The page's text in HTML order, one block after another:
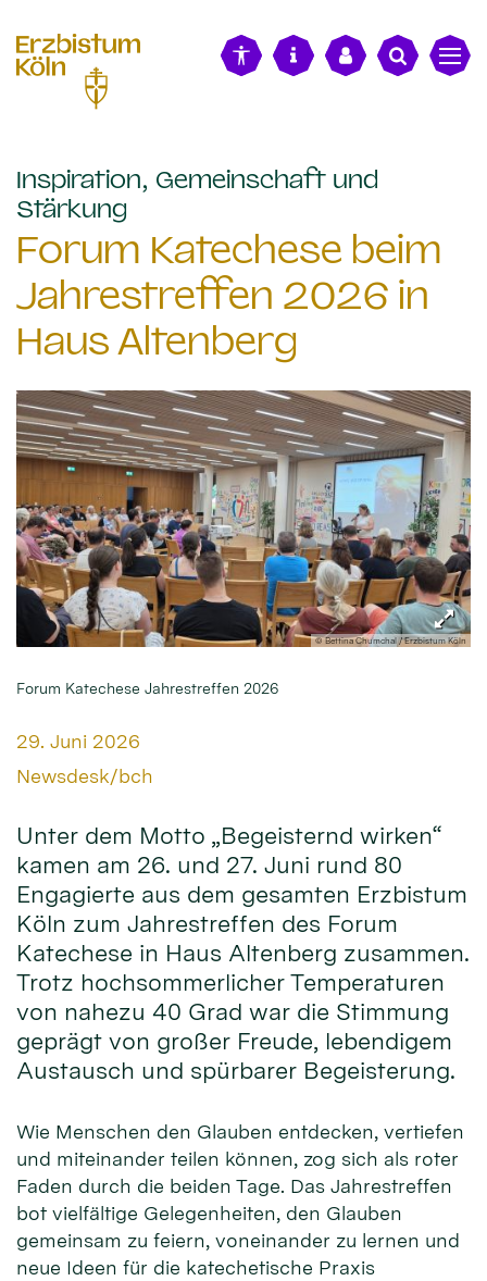
Inspiration, Gemeinschaft und
Stärkung
Forum Katechese beim
Jahrestreffen 2026 in
Haus Altenberg
© Bettina Chumchal / Erzbistum Köln
Forum Katechese Jahrestreffen 2026
Datum:
29. Juni 2026
Von:
Newsdesk/bch
Unter dem Motto „Begeisternd wirken“
kamen am 26. und 27. Juni rund 80
Engagierte aus dem gesamten Erzbistum
Köln zum Jahrestreffen des Forum
Katechese in Haus Altenberg zusammen.
Trotz hochsommerlicher Temperaturen
von nahezu 40 Grad war die Stimmung
geprägt von großer Freude, lebendigem
Austausch und spürbarer Begeisterung.
Wie Menschen den Glauben entdecken, vertiefen
und miteinander teilen können, zog sich als roter
Faden durch die beiden Tage. Das Jahrestreffen
bot vielfältige Gelegenheiten, den Glauben
gemeinsam zu feiern, voneinander zu lernen und
neue Ideen für die katechetische Praxis